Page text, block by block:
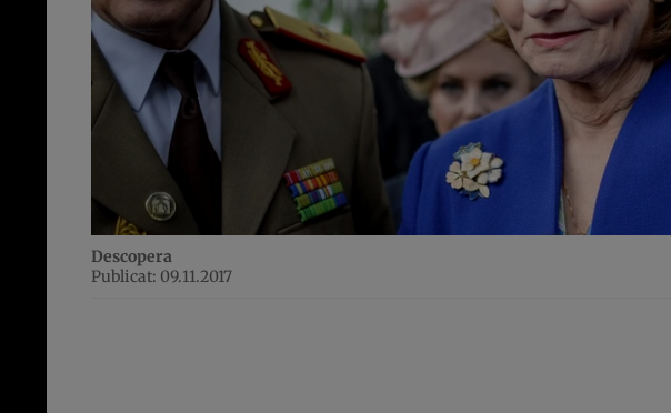
Descopera
Publicat: 09.11.2017